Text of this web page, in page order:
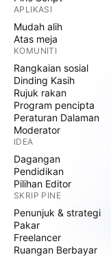
APLIKASI
Mudah alih
Atas meja
KOMUNITI
Rangkaian sosial
Dinding Kasih
Rujuk rakan
Program pencipta
Peraturan Dalaman
Moderator
IDEA
Dagangan
Pendidikan
Pilihan Editor
SKRIP PINE
Penunjuk & strategi
Pakar
Freelancer
Ruangan Berbayar